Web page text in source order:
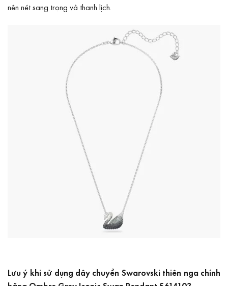
nên nét sang trọng và thanh lịch.
Lưu ý khi sử dụng dây chuyền Swarovski thiên nga chính